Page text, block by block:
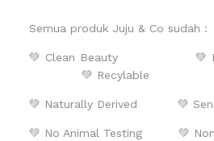
Semua produk Juju & Co sudah :
💚 Clean Beauty
💚
💚 Recylable
💚 Naturally Derived 💚
💚 No Animal Testing 💚